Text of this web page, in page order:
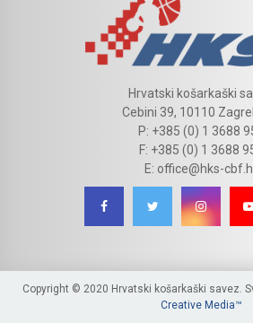
Hrvatski košarkaški
Cebini 39, 10110
P: +385 (0) 1 3688
F: +385 (0) 1 3688
E: office@hks-
Copyright © 2020 Hrvatski košarkaški savez.
Creative Media™